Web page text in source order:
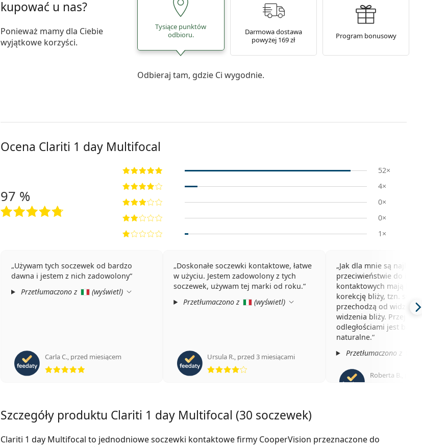
kupować u nas?
Ponieważ mamy dla Ciebie
wyjątkowe korzyści.
Tysiące punktów
odbioru.
Darmowa dostawa
powyżej 169 zł
Program bonusowy
Odbieraj tam, gdzie Ci wygodnie.
Ocena Clariti 1 day Multifocal
97 %
52×
4×
0×
0×
1×
Używam tych soczewek od bardzo
dawna i jestem z nich zadowolony
Przetłumaczono z
(wyświetl)
Carla C., przed miesiącem
ocena 5 z 5
Doskonałe soczewki kontaktowe, łatwe
w użyciu. Jestem zadowolony z tych
soczewek, używam tej marki od roku.
Przetłumaczono z
(wyświetl)
Ursula R., przed 3 miesiącami
ocena 4 z 5
Jak dla mnie są
przeciwieństwie do
kontaktowych mają
korekcję bliży, tzn.
przechodzą od
widzenia bliży.
odległościami jest
naturalne.
Przetłumaczono z
Roberta B.
Szczegóły produktu Clariti 1 day Multifocal (30 soczewek)
Clariti 1 day Multifocal to jednodniowe soczewki kontaktowe firmy CooperVision przeznaczone do